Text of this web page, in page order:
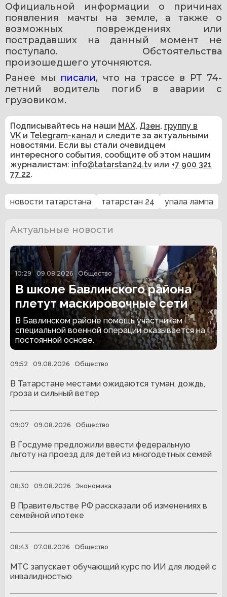
Официальной информации о причинах
появления мачты на земле, а также о
возможных повреждениях или
пострадавших на данный момент не
поступало. Обстоятельства
произошедшего уточняются.
Ранее мы писали, что на трассе в РТ 74-
летний водитель погиб в аварии с
грузовиком.
Подписывайтесь на наши MAX, Дзен, группу в
VK и Telegram-канал и следите за актуальными
новостями. Если вы стали очевидцем
интересного события, сообщите об этом нашим
журналистам: info@tatarstan24.tv или +7 900 321
77 22.
новости татарстана татарстан 24 упала лампа
Актуальные новости
10:29 09.08.2026 Общество
В школе Бавлинского района
плетут маскировочные сети
В Бавлинском районе помощь участникам
специальной военной операции оказывается на
постоянной основе.
09:52 09.08.2026 Общество
В Татарстане местами ожидаются туман, дождь,
гроза и сильный ветер
09:07 09.08.2026 Общество
В Госдуме предложили ввести федеральную
льготу на проезд для детей из многодетных семей
08:30 09.08.2026 Экономика
В Правительстве РФ рассказали об изменениях в
семейной ипотеке
08:43 07.08.2026 Общество
МТС запускает обучающий курс по ИИ для людей с
инвалидностью